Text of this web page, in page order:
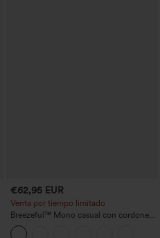
€62,95 EUR
Venta por tiempo limitado
Breezeful™ Mono casual con cordones
y bolsillos, de secado rápido